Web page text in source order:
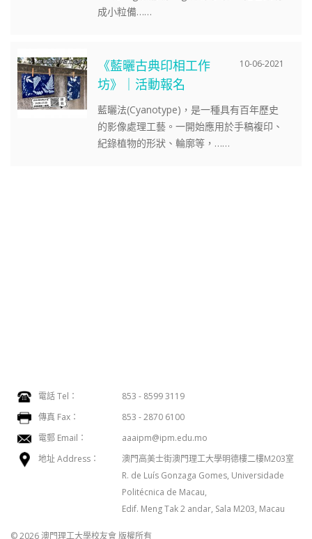
成小粒備……
《藍曬古典印相工作
坊》｜活動報名
10-06-2021
藍曬法(Cyanotype)，是一種具有百年歷史
的影像處理工藝。一開始應用於手稿複印、
紀錄植物的形狀、輪廓等，……
電話 Tel：
853 - 8599 3119
傳真 Fax：
853 - 2870 6100
電郵 Email：
aaaipm@ipm.edu.mo
地址 Address：
澳門高美士街澳門理工大學明德樓二樓M203室
R. de Luís Gonzaga Gomes, Universidade
Politécnica de Macau,
Edif. Meng Tak 2 andar, Sala M203, Macau
© 2026 澳門理工大學校友會 版權所有